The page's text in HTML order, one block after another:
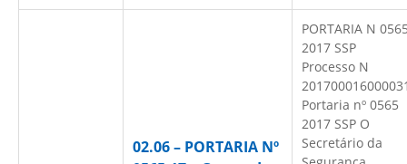
02.06 – PORTARIA Nº
PORTARIA N
2017 SSP
Processo N
Portaria nº 0565
2017 SSP O
Secretário da